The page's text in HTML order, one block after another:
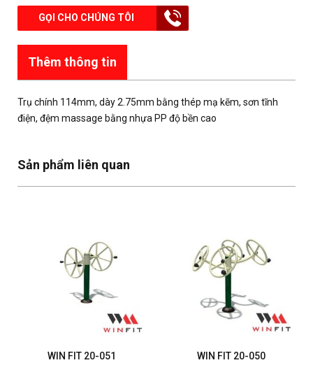
GỌI CHO CHÚNG TÔI
Thêm thông tin
Trụ chính 114mm, dày 2.75mm bằng thép mạ kẽm, sơn tĩnh
điện, đệm massage bằng nhựa PP độ bền cao
Sản phẩm liên quan
WIN FIT 20-051 WIN FIT 20-050